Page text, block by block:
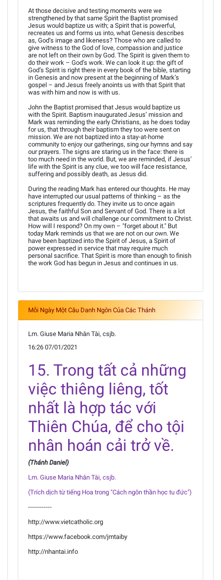
At those decisive and testing moments were we
strengthened by that same Spirit the Baptist promised
Jesus would baptize us with; a Spirit that is powerful,
recreates us and forms us into, what Genesis describes
as, God’s image and likeness? Those who are called to
give witness to the God of love, compassion and justice
are not left on their own by God. The Spirit is given them to
do their work – God’s work. We can look it up: the gift of
God’s Spirit is right there in every book of the bible, starting
in Genesis and now present at the beginning of Mark’s
gospel – and Jesus freely anoints us with that Spirit that
was with him and now is with us.
John the Baptist promised that Jesus would baptize us
with the Spirit. Baptism inaugurated Jesus’ mission and
Mark was reminding the early Christians, as he does today
for us, that through their baptism they too were sent on
mission. We are not baptized into a stay-at-home
community to enjoy our gatherings, sing our hymns and say
our prayers. The signs are staring us in the face: there is
too much need in the world. But, we are reminded, if Jesus’
life with the Spirit is any clue, we too will face resistance,
suffering and possibly death, as Jesus did.
During the reading Mark has entered our thoughts. He may
have interrupted our usual patterns of thinking – as the
scriptures frequently do. They invite us to once again
Jesus, the faithful Son and Servant of God. There is a lot
that awaits us and will challenge our commitment to Christ.
How will I respond? On my own – "forget about it." But
today Mark reminds us that we are not on our own. We
have been baptized into the Spirit of Jesus, a Spirit of
power expressed in service that may require much
personal sacrifice. That Spirit is more than enough to finish
the work God has begun in Jesus and continues in us.
Mỗi Ngày Một Câu Danh Ngôn Của Các Thánh
Lm. Giuse Maria Nhân Tài, csjb.
16:26 07/01/2021
15. Trong tất cả những
việc thiêng liêng, tốt
nhất là hợp tác với
Thiên Chúa, để cho tội
nhân hoán cải trở về.
(Thánh Daniel)
Lm. Giuse Maria Nhân Tài, csjb.
(Trích dịch từ tiếng Hoa trong "Cách ngôn thần học tu đức")
------------
http://www.vietcatholic.org
https://www.facebook.com/jmtaiby
http://nhantai.info